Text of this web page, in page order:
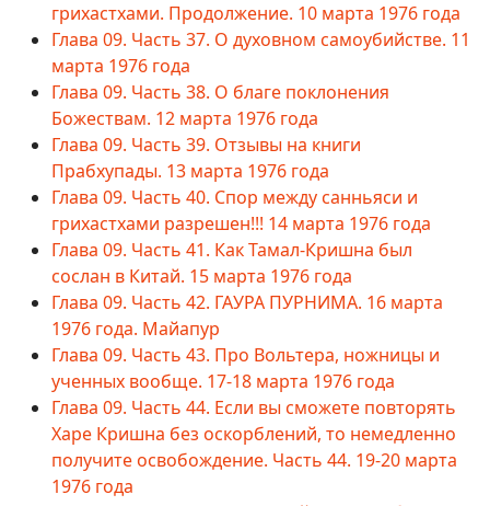
грихастхами. Продолжение. 10 марта 1976 года
Глава 09. Часть 37. О духовном самоубийстве. 11
марта 1976 года
Глава 09. Часть 38. О благе поклонения
Божествам. 12 марта 1976 года
Глава 09. Часть 39. Отзывы на книги
Прабхупады. 13 марта 1976 года
Глава 09. Часть 40. Спор между санньяси и
грихастхами разрешен!!! 14 марта 1976 года
Глава 09. Часть 41. Как Тамал-Кришна был
сослан в Китай. 15 марта 1976 года
Глава 09. Часть 42. ГАУРА ПУРНИМА. 16 марта
1976 года. Майапур
Глава 09. Часть 43. Про Вольтера, ножницы и
ученных вообще. 17-18 марта 1976 года
Глава 09. Часть 44. Если вы сможете повторять
Харе Кришна без оскорблений, то немедленно
получите освобождение. Часть 44. 19-20 марта
1976 года